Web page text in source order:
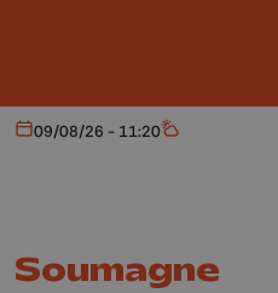
Aujourd'hui
09/08/26 - 11:20 Météo
Soumagne